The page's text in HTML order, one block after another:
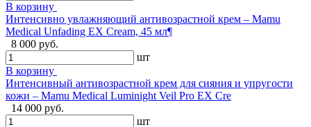
В корзину
Интенсивно увлажняющий антивозрастной крем – Mamu
Medical Unfading EX Cream, 45 мл¶
8 000 руб.
шт
В корзину
Интенсивный антивозрастной крем для сияния и упругости
кожи – Mamu Medical Luminight Veil Pro EX Cre
14 000 руб.
шт